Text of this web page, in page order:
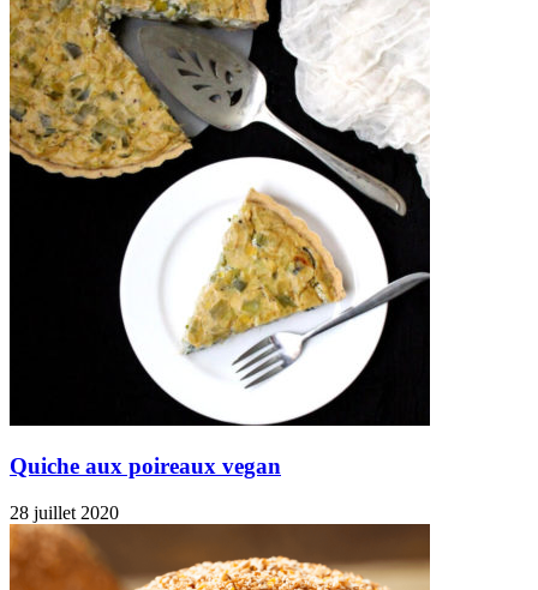
Quiche aux poireaux vegan
28 juillet 2020